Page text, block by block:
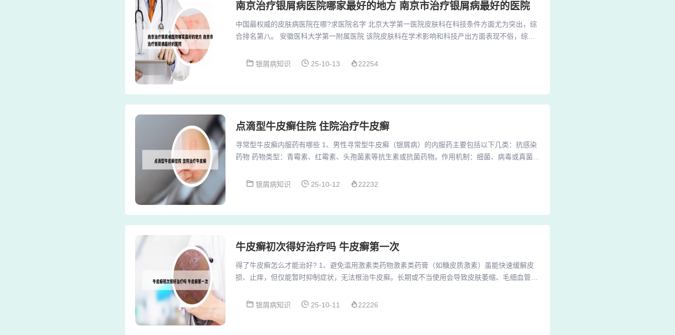
南京治疗银屑病医院哪家最好的地方 南京市治疗银屑病最好的医院
中国最权威的皮肤病医院在哪?求医院名字 北京大学第一医院皮肤科在科技条件方面尤为突出，综
合排名第八。 安徽医科大学第一附属医院 该院皮肤科在学术影响和科技产出方面表现不俗，综合
十。北京大学医院皮肤科：作为国内一流的皮肤科医院，其在皮肤病诊疗、科研以及教学方面都有
银屑病知识 25-10-13 22254
点滴型牛皮癣住院 住院治疗牛皮癣
寻常型牛皮癣内服药有哪些 1、男性寻常型牛皮癣（银屑病）的内服药主要包括以下几类：抗感染
药物 药物类型：青霉素、红霉素、头孢菌素等抗生素或抗菌药物。作用机制：细菌、病毒或真菌感
痛特点的牛皮癣患者，中医认为这属于热的范畴，应采用清热解毒的方法进行治疗。常用药物有二
银屑病知识 25-10-12 22232
牛皮癣初次得好治疗吗 牛皮癣第一次
得了牛皮癣怎么才能治好? 1、避免滥用激素类药物激素类药膏（如糖皮质激素）虽能快速缓解皮
损、止痒，但仅能暂时抑制症状，无法根治牛皮癣。长期或不当使用会导致皮肤萎缩、毛细血管扩
用剂量和疗程，不可自行增减或停药。2、得了牛皮癣（寻常性银屑病），可通过以下方式科学应
银屑病知识 25-10-11 22226